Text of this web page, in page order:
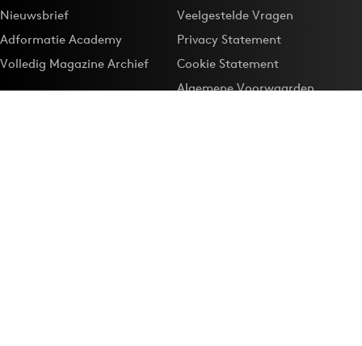
Nieuwsbrief
Adformatie Academy
Volledig Magazine Archief
Veelgestelde Vragen
Privacy Statement
Cookie Statement
Algemene Voorwaarden